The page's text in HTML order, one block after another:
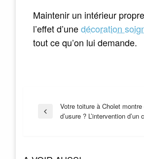
Maintenir un intérieur
l’effet d’unedécoration
tout ce qu’on lui demande.
Navigation
Previous
Votre toiture à Cholet
d’usure ? L’intervention d’un